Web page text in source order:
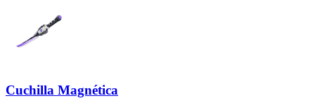
Cuchilla Magnética